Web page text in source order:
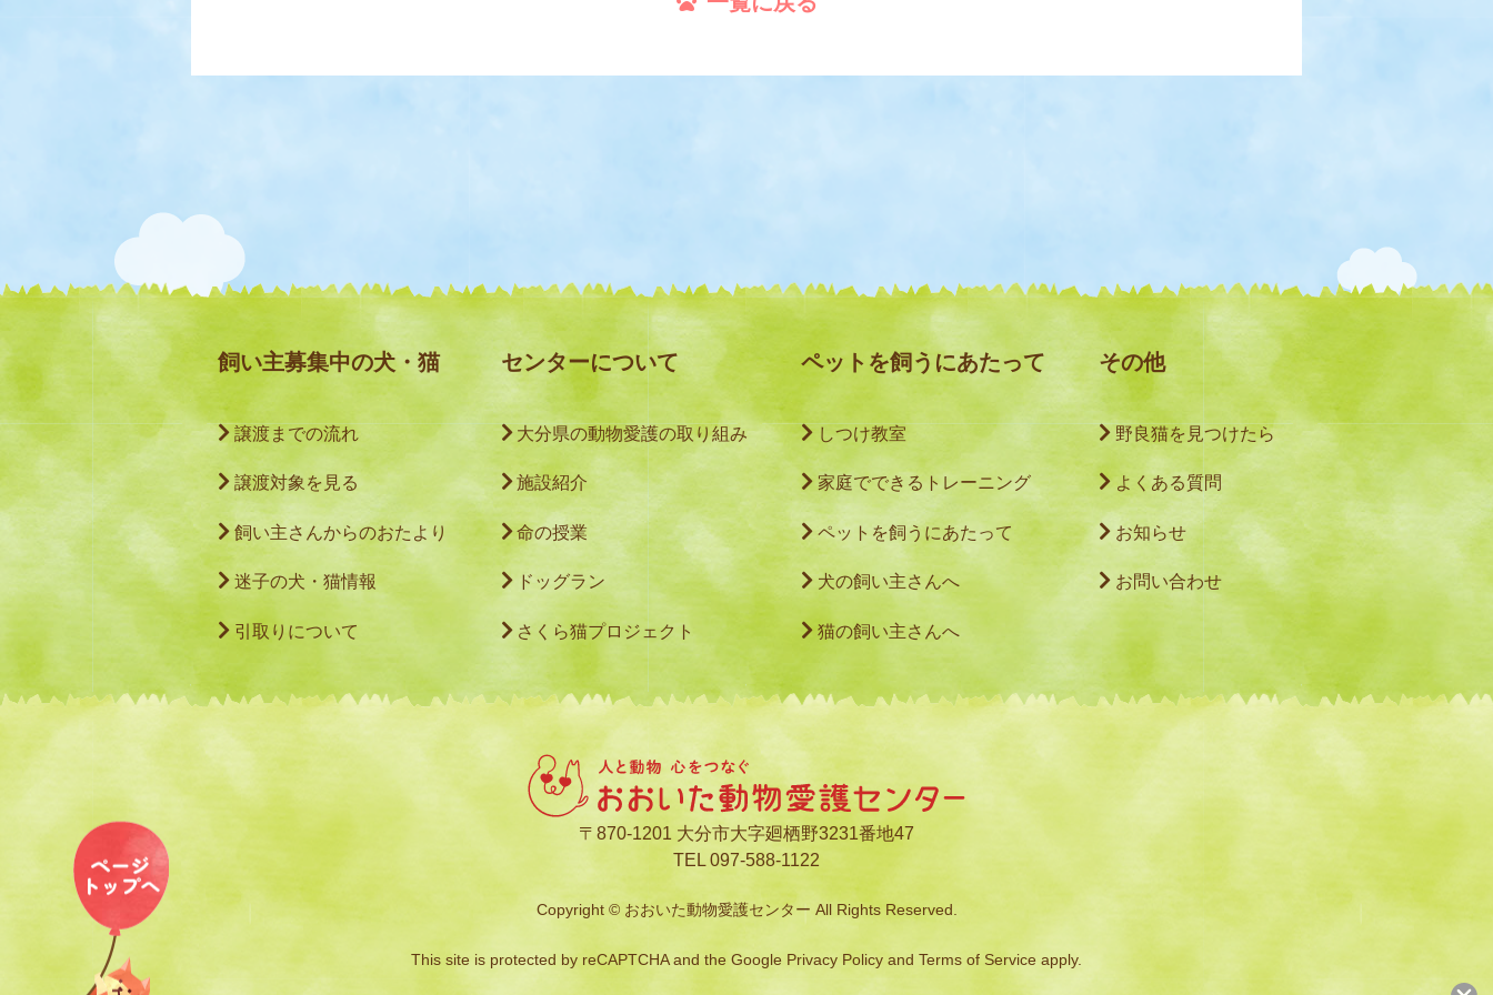
飼い主募集中の犬・猫
譲渡までの流れ
譲渡対象を見る
飼い主さんからのおたより
迷子の犬・猫情報
引取りについて
センターについて
大分県の動物愛護の取り組み
施設紹介
命の授業
ドッグラン
さくら猫プロジェクト
ペットを飼うにあたって
しつけ教室
家庭でできるトレーニング
ペットを飼うにあたって
犬の飼い主さんへ
猫の飼い主さんへ
その他
野良猫を見つけたら
よくある質問
お知らせ
お問い合わせ
〒870-1201 大分市大字廻栖野3231番地47
TEL 097-588-1122
Copyright © おおいた動物愛護センター All Rights Reserved.
This site is protected by reCAPTCHA and the Google Privacy Policy and Terms of Service apply.